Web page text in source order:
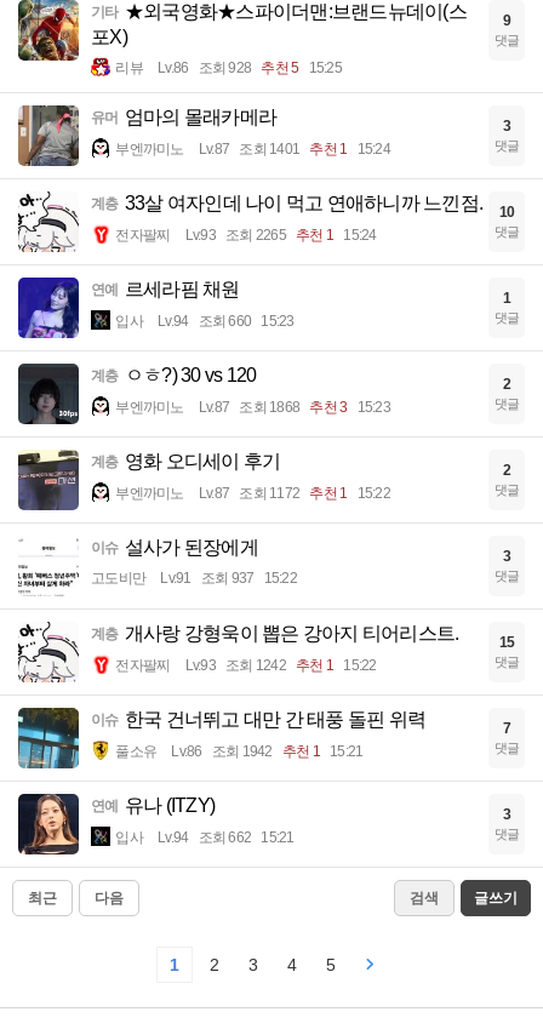
기타 ★외국영화★스파이더맨:브랜드뉴데이(스
포X)
리뷰 Lv.86 조회 928 추천 5 15:25
9
댓글
유머 엄마의 몰래카메라
부엔까미노 Lv.87 조회 1401 추천 1 15:24
3
댓글
계층 33살 여자인데 나이 먹고 연애하니까 느낀점.
전자팔찌 Lv.93 조회 2265 추천 1 15:24
10
댓글
연예 르세라핌 채원
입사 Lv.94 조회 660 15:23
1
댓글
계층 ㅇㅎ?) 30 vs 120
부엔까미노 Lv.87 조회 1868 추천 3 15:23
2
댓글
계층 영화 오디세이 후기
부엔까미노 Lv.87 조회 1172 추천 1 15:22
2
댓글
이슈 설사가 된장에게
고도비만 Lv.91 조회 937 15:22
3
댓글
계층 개사랑 강형욱이 뽑은 강아지 티어리스트.
전자팔찌 Lv.93 조회 1242 추천 1 15:22
15
댓글
이슈 한국 건너뛰고 대만 간 태풍 돌핀 위력
풀소유 Lv.86 조회 1942 추천 1 15:21
7
댓글
연예 유나 (ITZY)
입사 Lv.94 조회 662 15:21
3
댓글
최근 다음 검색 글쓰기
1 2 3 4 5